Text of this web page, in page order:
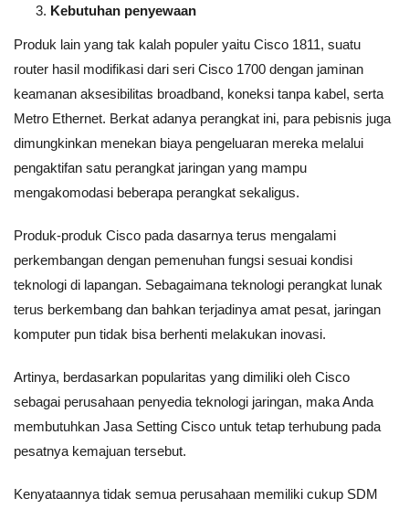
Kebutuhan penyewaan
Produk lain yang tak kalah populer yaitu Cisco 1811, suatu
router hasil modifikasi dari seri Cisco 1700 dengan jaminan
keamanan aksesibilitas broadband, koneksi tanpa kabel, serta
Metro Ethernet. Berkat adanya perangkat ini, para pebisnis juga
dimungkinkan menekan biaya pengeluaran mereka melalui
pengaktifan satu perangkat jaringan yang mampu
mengakomodasi beberapa perangkat sekaligus.
Produk-produk Cisco pada dasarnya terus mengalami
perkembangan dengan pemenuhan fungsi sesuai kondisi
teknologi di lapangan. Sebagaimana teknologi perangkat lunak
terus berkembang dan bahkan terjadinya amat pesat, jaringan
komputer pun tidak bisa berhenti melakukan inovasi.
Artinya, berdasarkan popularitas yang dimiliki oleh Cisco
sebagai perusahaan penyedia teknologi jaringan, maka Anda
membutuhkan Jasa Setting Cisco untuk tetap terhubung pada
pesatnya kemajuan tersebut.
Kenyataannya tidak semua perusahaan memiliki cukup SDM